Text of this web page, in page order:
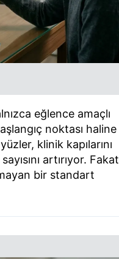
eğlence amaçlı
noktası haline
klinik kapılarını
artırıyor. Fakat
bir standart